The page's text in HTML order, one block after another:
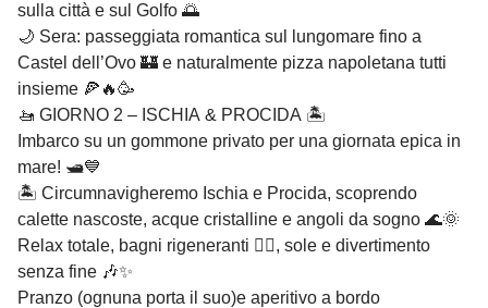
sulla città e sul Golfo 🌅
🌙 Sera: passeggiata romantica sul lungomare fino a
Castel dell’Ovo 🏰 e naturalmente pizza napoletana tutti
insieme 🍕🔥🥳
🚤 GIORNO 2 – ISCHIA & PROCIDA 🏝️
Imbarco su un gommone privato per una giornata epica in
mare! 🛥️💙
🏝️ Circumnavigheremo Ischia e Procida, scoprendo
calette nascoste, acque cristalline e angoli da sogno 🌊🌞
Relax totale, bagni rigeneranti 🏊‍♂️, sole e divertimento
senza fine 🎶✨
Pranzo (ognuna porta il suo)e aperitivo a bordo